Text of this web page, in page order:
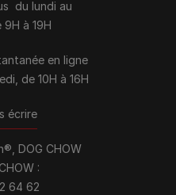
du lundi au
9H à 19H
en ligne
de 10H à 16H
écrire
DOG CHOW
:
64 62